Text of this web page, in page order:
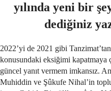
yılında yeni bir
dediğiniz
2022’yi de 2021 gibi
konusundaki eksiğimi kapatmaya
güncel yanıt vermem imkansız.
Muhiddin ve Şûkufe Nihal’in